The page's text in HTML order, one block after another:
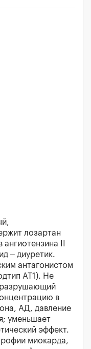
лозартан
II
– диуретик.
антагонистом
АТ1). Не
разрушающий
в
АД, давление
уменьшает
эффект.
миокарда,